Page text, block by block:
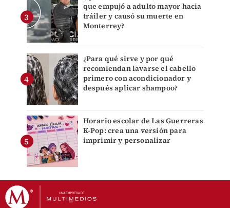
que empujó a adulto mayor hacia
tráiler y causó su muerte en
Monterrey?
¿Para qué sirve y por qué
recomiendan lavarse el cabello
primero con acondicionador y
después aplicar shampoo?
Horario escolar de Las Guerreras
K-Pop: crea una versión para
imprimir y personalizar